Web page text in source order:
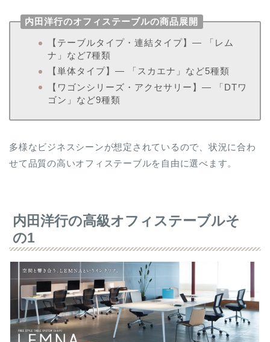
内田洋行のオフィステーブルの商品展開
【テーブルタイプ・連結タイプ】― 「レム
ナ」など7種類
【単体タイプ】― 「スカエナ」など5種類
【ワゴンシリーズ・アクセサリー】― 「DTワ
ゴン」など9種類
多様なビジネスシーンが想定されているので、状況に合わ
せて品質の高いオフィステーブルを自由に選べます。
内田洋行の高級オフィステーブルそ
の1